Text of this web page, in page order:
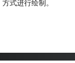
方式进行绘制。